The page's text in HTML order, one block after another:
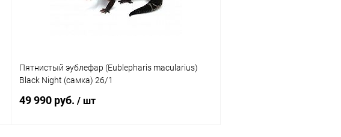
Пятнистый эублефар (Eublepharis macularius)
Black Night (самка) 26/1
49 990 руб. / шт